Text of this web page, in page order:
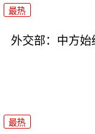
最热
外交部：中方
最热